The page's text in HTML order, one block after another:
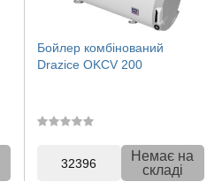
Бойлер комбінований
Drazice OKCV 200
32396
Немає на
складі